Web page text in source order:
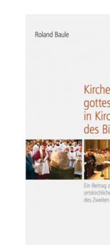
Säkularisation